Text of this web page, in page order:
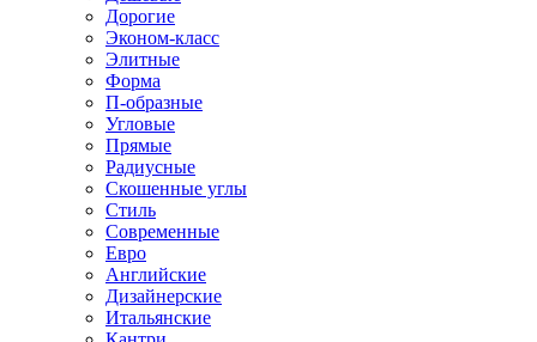
Дорогие
Эконом-класс
Элитные
Форма
П-образные
Угловые
Прямые
Радиусные
Скошенные углы
Стиль
Современные
Евро
Английские
Дизайнерские
Итальянские